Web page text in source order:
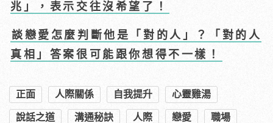
兆」，表示交往沒希望了！
談戀愛怎麼判斷他是「對的人」？「對的人
真相」答案很可能跟你想得不一樣！
正面 人際關係 自我提升 心靈雞湯
說話之道 溝通秘訣 人際 戀愛 職場